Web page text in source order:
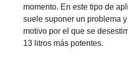
momento. En este tipo de
suele suponer un problema
motivo por el que se
13 litros más potentes.